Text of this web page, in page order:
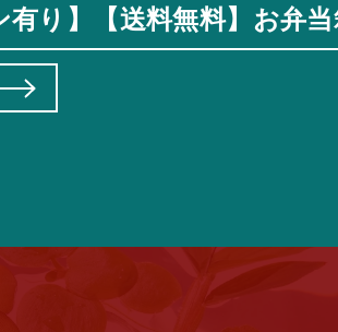
有り】【送料無料】お